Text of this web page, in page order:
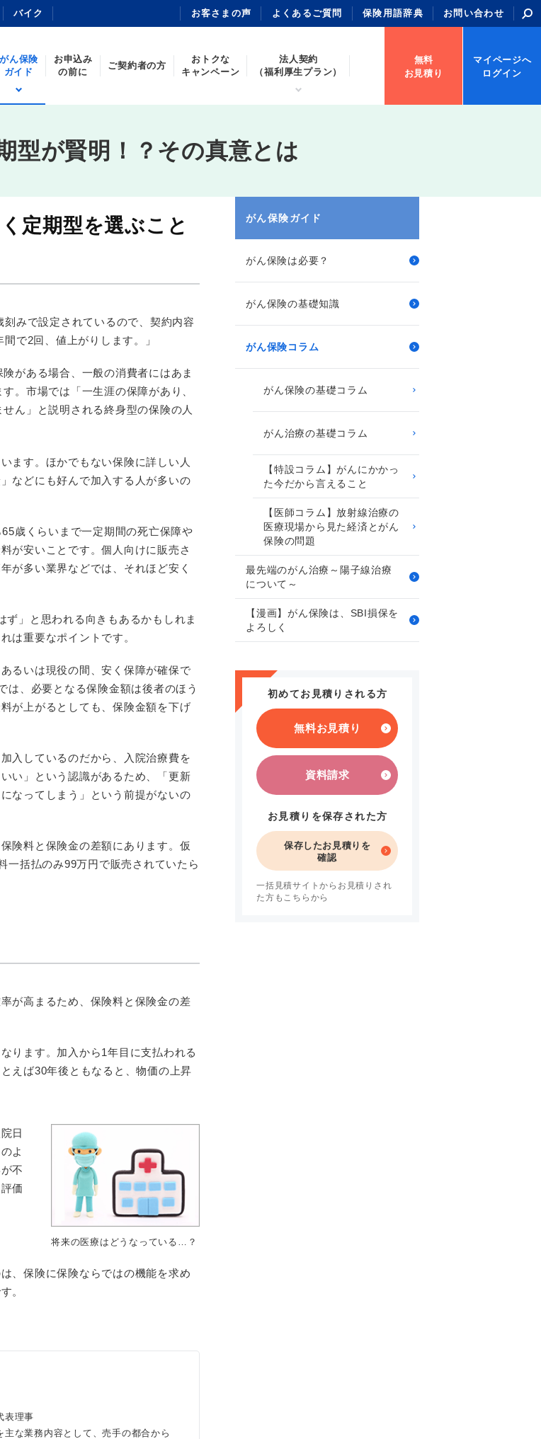
バイク お客さまの声 よくあるご質問 保険用語辞典 お問い合わせ
がん保険
ガイド
お申込み
の前に
ご契約者の方
おトクな
キャンペーン
法人契約
（福利厚生プラン）
無料
お見積り
マイページへ
ログイン
型が賢明！？その真意とは
定期型を選ぶこと
刻みで設定されているので、契約内容
で2回、値上がりします。」
がある場合、一般の消費者にはあま
。市場では「一生涯の保障があり、
ん」と説明される終身型の保険の人
ます。ほかでもない保険に詳しい人
などにも好んで加入する人が多いの
歳くらいまで一定期間の死亡保障や
が安いことです。個人向けに販売さ
が多い業界などでは、それほど安く
ず」と思われる向きもあるかもしれま
は重要なポイントです。
るいは現役の間、安く保障が確保で
は、必要となる保険金額は後者のほう
が上がるとしても、保険金額を下げ
入しているのだから、入院治療費を
い」という認識があるため、「更新
なってしまう」という前提がないの
険料と保険金の差額にあります。仮
一括払のみ99万円で販売されていたら
が高まるため、保険料と保険金の差
ります。加入から1年目に支払われる
えば30年後ともなると、物価の上昇
日
よ
不
価
将来の医療はどうなっている…？
、保険に保険ならではの機能を求め
。
表理事
な業務内容として、売手の都合から
がん保険ガイド
がん保険は必要？
がん保険の基礎知識
がん保険コラム
がん保険の基礎コラム
がん治療の基礎コラム
【特設コラム】がんにかかっ
た今だから言えること
【医師コラム】放射線治療の
医療現場から見た経済とがん
保険の問題
最先端のがん治療～陽子線治療
について～
【漫画】がん保険は、SBI損保を
よろしく
初めてお見積りされる方
無料お見積り
資料請求
お見積りを保存された方
保存したお見積りを
確認
一括見積サイトからお見積りされ
た方もこちらから